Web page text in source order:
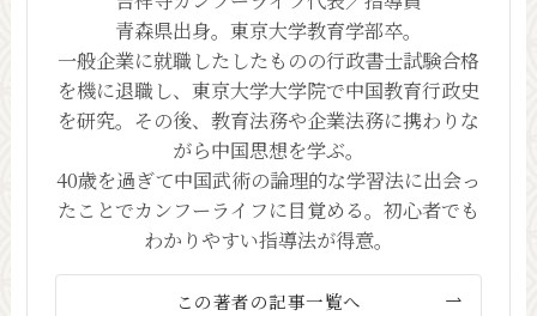
青森県出身。東京大学教育学部卒。
一般企業に就職したしたものの行政書士試験合格
を機に退職し、東京大学大学院で中国教育行政史
を研究。その後、教育法務や企業法務に携わりな
がら中国思想を学ぶ。
40歳を過ぎて中国武術の論理的な学習法に出会っ
たことでカンフーライフに目覚める。初心者でも
わかりやすい指導法が得意。
この著者の記事一覧へ